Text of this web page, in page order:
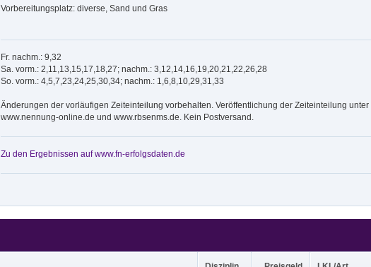
Vorbereitungsplatz: diverse, Sand und Gras
Fr. nachm.: 9,32
Sa. vorm.: 2,11,13,15,17,18,27; nachm.: 3,12,14,16,19,20,21,22,26,28
So. vorm.: 4,5,7,23,24,25,30,34; nachm.: 1,6,8,10,29,31,33
Änderungen der vorläufigen Zeiteinteilung vorbehalten. Veröffentlichung der Zeiteinteilung unter
www.nennung-online.de und www.rbsenms.de. Kein Postversand.
Zu den Ergebnissen auf www.fn-erfolgsdaten.de